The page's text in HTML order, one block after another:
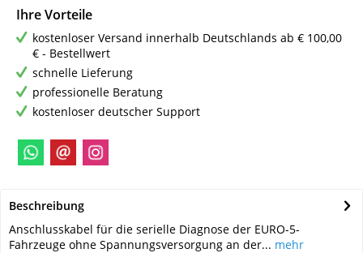
Ihre Vorteile
kostenloser Versand innerhalb Deutschlands ab € 100,00
€ - Bestellwert
schnelle Lieferung
professionelle Beratung
kostenloser deutscher Support
Beschreibung
Anschlusskabel für die serielle Diagnose der EURO-5-
Fahrzeuge ohne Spannungsversorgung an der... mehr